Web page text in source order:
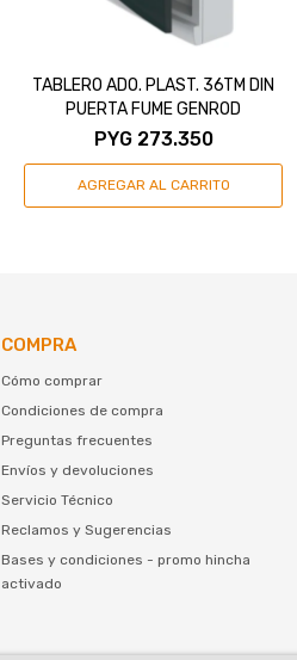
TABLERO ADO. PLAST. 36TM DIN
PUERTA FUME GENROD
PYG 273.350
COMPRA
Cómo comprar
Condiciones de compra
Preguntas frecuentes
Envíos y devoluciones
Servicio Técnico
Reclamos y Sugerencias
Bases y condiciones - promo hincha
activado